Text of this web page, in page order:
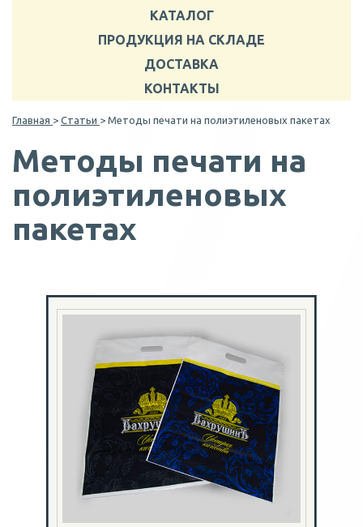
КАТАЛОГ
ПРОДУКЦИЯ НА СКЛАДЕ
ДОСТАВКА
КОНТАКТЫ
Главная > Статьи > Методы печати на полиэтиленовых пакетах
Методы печати на
полиэтиленовых
пакетах